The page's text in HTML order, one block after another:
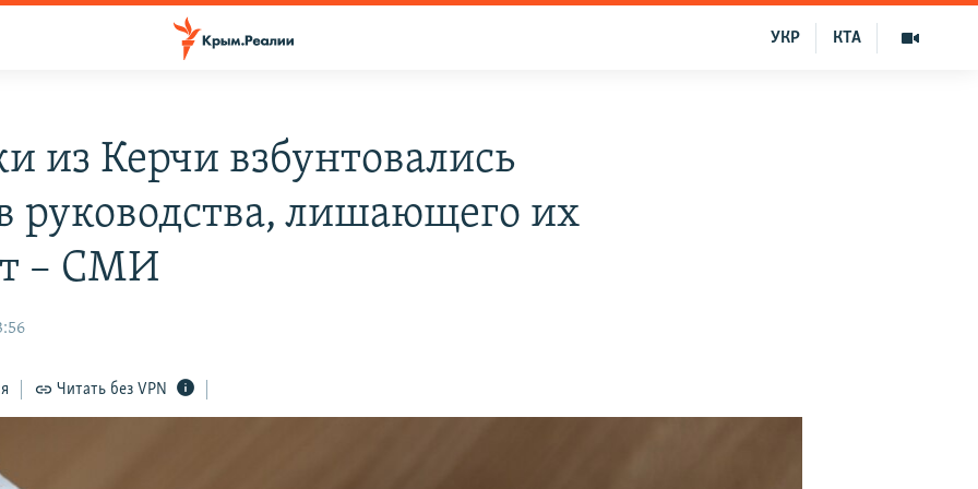
КТА
УКР
из Керчи взбунтовались
руководства, лишающего их
– СМИ
Читать без VPN